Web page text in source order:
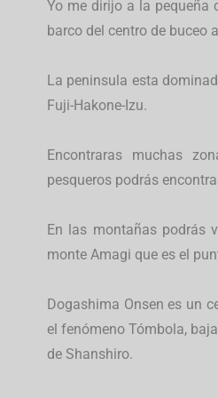
Yo me dirijo a la pequeña
barco del centro de buceo
La peninsula esta
Fuji-Hakone-Izu.
Encontraras muchas
pesqueros podrás
En las montañas podrás
monte Amagi que es el
Dogashima Onsen es un
el fenómeno Tómbola,
de Shanshiro.